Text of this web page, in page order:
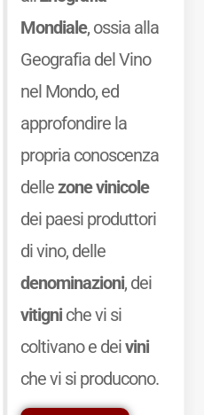
Mondiale, ossia alla
Geografia del Vino
nel Mondo, ed
approfondire la
propria conoscenza
dellezone vinicole
dei paesi produttori
di vino, delle
denominazioni, dei
vitigniche vi si
coltivano e deivini
che vi si producono.